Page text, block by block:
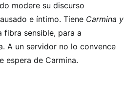
modere su discurso
e íntimo. Tiene Carmina y
fibra sensible, para a
A un servidor no lo convence
espera de Carmina.